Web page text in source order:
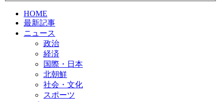
HOME
最新記事
ニュース
政治
経済
国際・日本
北朝鮮
社会・文化
スポーツ